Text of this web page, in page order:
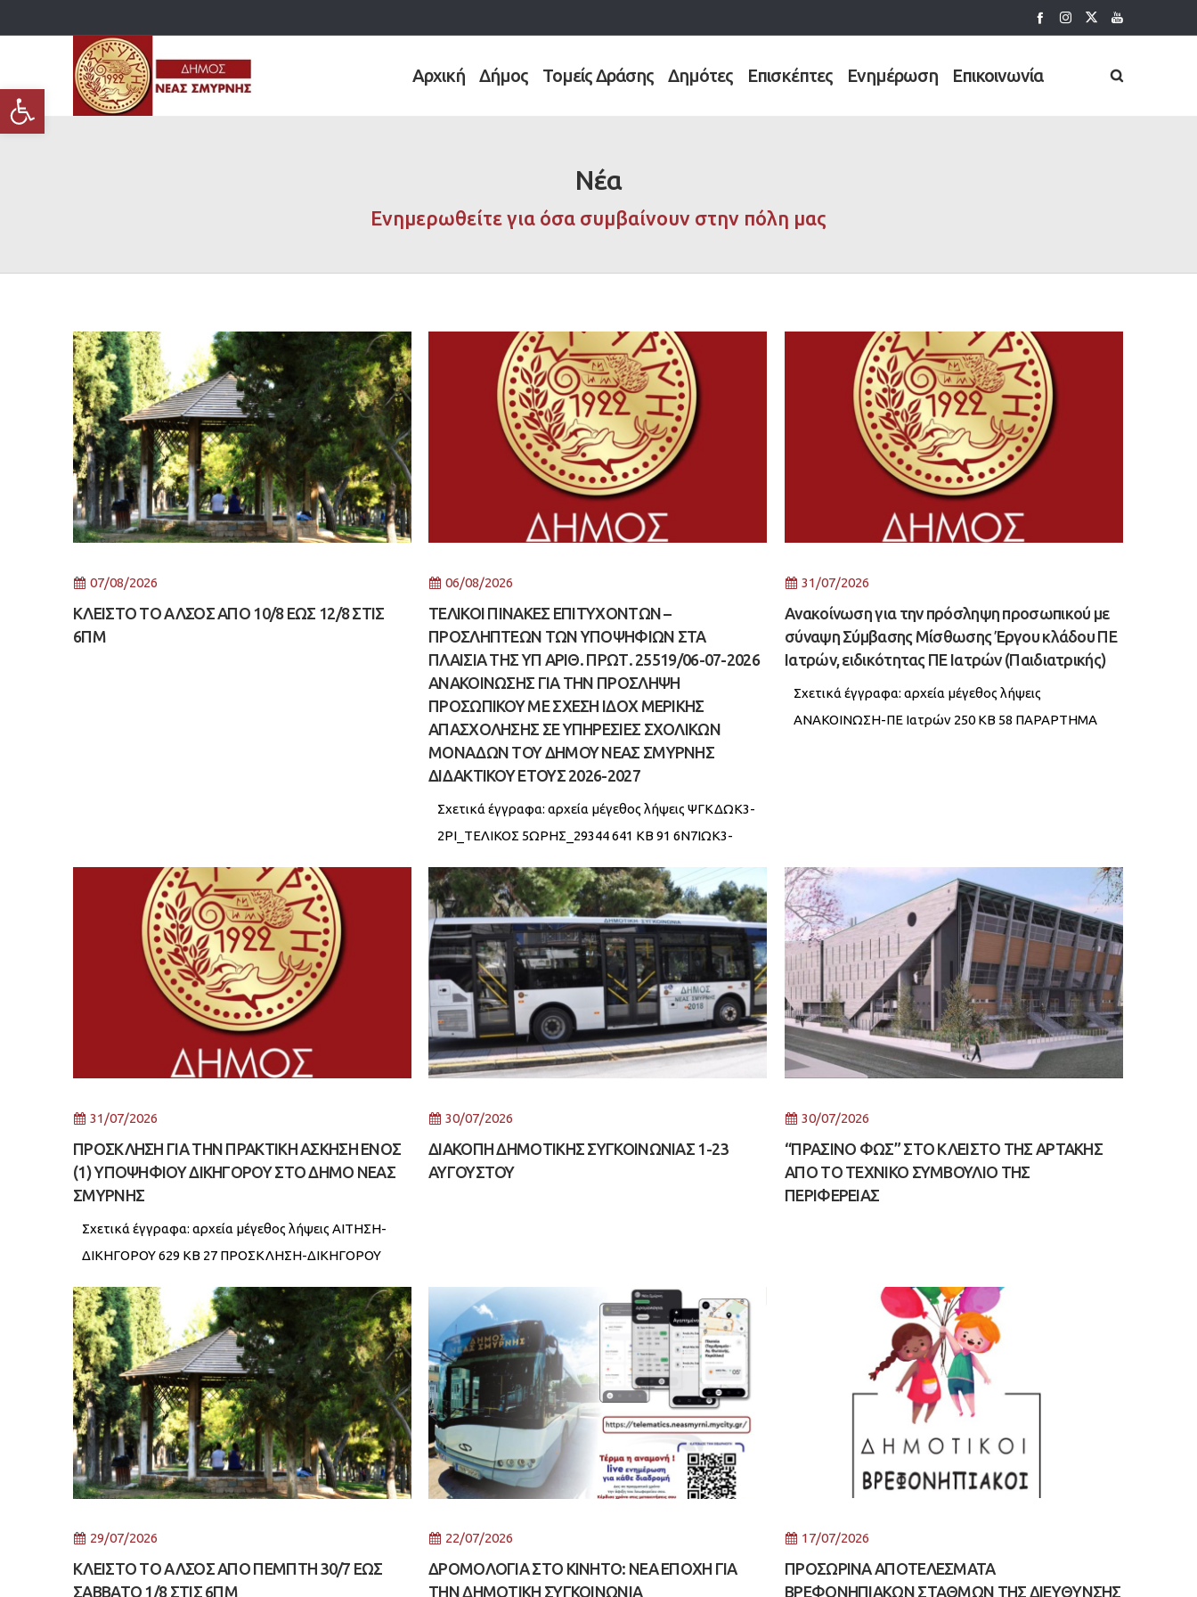
Ανοίξτε τη γραμμή εργαλείων
Αρχική Δήμος Τομείς Δράσης Δημότες Επισκέπτες Ενημέρωση Επικοινωνία
Νέα
Ενημερωθείτε για όσα συμβαίνουν στην πόλη μας
07/08/2026
ΚΛΕΙΣΤΟ ΤΟ ΑΛΣΟΣ ΑΠΟ 10/8 ΕΩΣ 12/8 ΣΤΙΣ
6ΠΜ
06/08/2026
ΤΕΛΙΚΟΙ ΠΙΝΑΚΕΣ ΕΠΙΤΥΧΟΝΤΩΝ –
ΠΡΟΣΛΗΠΤΕΩΝ ΤΩΝ ΥΠΟΨΗΦΙΩΝ ΣΤΑ
ΠΛΑΙΣΙΑ ΤΗΣ ΥΠ ΑΡΙΘ. ΠΡΩΤ. 25519/06-07-2026
ΑΝΑΚΟΙΝΩΣΗΣ ΓΙΑ ΤΗΝ ΠΡΟΣΛΗΨΗ
ΠΡΟΣΩΠΙΚΟΥ ΜΕ ΣΧΕΣΗ ΙΔΟΧ ΜΕΡΙΚΗΣ
ΑΠΑΣΧΟΛΗΣΗΣ ΣΕ ΥΠΗΡΕΣΙΕΣ ΣΧΟΛΙΚΩΝ
ΜΟΝΑΔΩΝ ΤΟΥ ΔΗΜΟΥ ΝΕΑΣ ΣΜΥΡΝΗΣ
ΔΙΔΑΚΤΙΚΟΥ ΕΤΟΥΣ 2026-2027
Σχετικά έγγραφα: αρχεία μέγεθος λήψεις ΨΓΚΔΩΚ3-
2ΡΙ_ΤΕΛΙΚΟΣ 5ΩΡΗΣ_29344 641 KB 91 6Ν7ΙΩΚ3-
31/07/2026
Ανακοίνωση για την πρόσληψη προσωπικού με
σύναψη Σύμβασης Μίσθωσης Έργου κλάδου ΠΕ
Ιατρών, ειδικότητας ΠΕ Ιατρών (Παιδιατρικής)
Σχετικά έγγραφα: αρχεία μέγεθος λήψεις
ΑΝΑΚΟΙΝΩΣΗ-ΠΕ Ιατρών 250 KB 58 ΠΑΡΑΡΤΗΜΑ
31/07/2026
ΠΡΟΣΚΛΗΣΗ ΓΙΑ ΤΗΝ ΠΡΑΚΤΙΚΗ ΑΣΚΗΣΗ ΕΝΟΣ
(1) ΥΠΟΨΗΦΙΟΥ ΔΙΚΗΓΟΡΟΥ ΣΤΟ ΔΗΜΟ ΝΕΑΣ
ΣΜΥΡΝΗΣ
Σχετικά έγγραφα: αρχεία μέγεθος λήψεις ΑΙΤΗΣΗ-
ΔΙΚΗΓΟΡΟΥ 629 KB 27 ΠΡΟΣΚΛΗΣΗ-ΔΙΚΗΓΟΡΟΥ
30/07/2026
ΔΙΑΚΟΠΗ ΔΗΜΟΤΙΚΗΣ ΣΥΓΚΟΙΝΩΝΙΑΣ 1-23
ΑΥΓΟΥΣΤΟΥ
30/07/2026
“ΠΡΑΣΙΝΟ ΦΩΣ” ΣΤΟ ΚΛΕΙΣΤΟ ΤΗΣ ΑΡΤΑΚΗΣ
ΑΠΟ ΤΟ ΤΕΧΝΙΚΟ ΣΥΜΒΟΥΛΙΟ ΤΗΣ
ΠΕΡΙΦΕΡΕΙΑΣ
29/07/2026
ΚΛΕΙΣΤΟ ΤΟ ΑΛΣΟΣ ΑΠΟ ΠΕΜΠΤΗ 30/7 ΕΩΣ
ΣΑΒΒΑΤΟ 1/8 ΣΤΙΣ 6ΠΜ
22/07/2026
ΔΡΟΜΟΛΟΓΙΑ ΣΤΟ ΚΙΝΗΤΟ: ΝΕΑ ΕΠΟΧΗ ΓΙΑ
ΤΗΝ ΔΗΜΟΤΙΚΗ ΣΥΓΚΟΙΝΩΝΙΑ
17/07/2026
ΠΡΟΣΩΡΙΝΑ ΑΠΟΤΕΛΕΣΜΑΤΑ
ΒΡΕΦΟΝΗΠΙΑΚΩΝ ΣΤΑΘΜΩΝ ΤΗΣ ΔΙΕΥΘΥΝΣΗΣ